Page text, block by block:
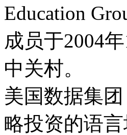
Education
成员于2004
中关村。
美国数据集
略投资的语言